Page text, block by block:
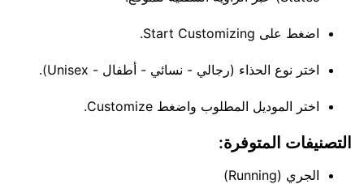
اضغط على Start Customizing.
اختر نوع الحذاء (رجالي - نسائي - أطفال - Unisex).
اختر الموديل المطلوب واضغط Customize.
التصنيفات المتوفرة:
الجري (Running)